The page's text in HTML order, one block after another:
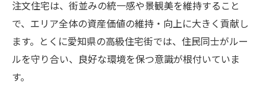
注文住宅は、街並みの統一感や景観美を維持すること
で、エリア全体の資産価値の維持・向上に大きく貢献し
ます。とくに愛知県の高級住宅街では、住民同士がルー
ルを守り合い、良好な環境を保つ意識が根付いていま
す。